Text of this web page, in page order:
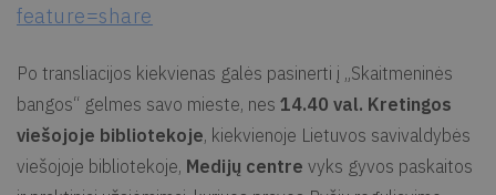
feature=share
Po transliacijos kiekvienas galės pasinerti į „Skaitmeninės
bangos“ gelmes savo mieste, nes 14.40 val. Kretingos
viešojoje bibliotekoje, kiekvienoje Lietuvos savivaldybės
viešojoje bibliotekoje, Medijų centre vyks gyvos paskaitos